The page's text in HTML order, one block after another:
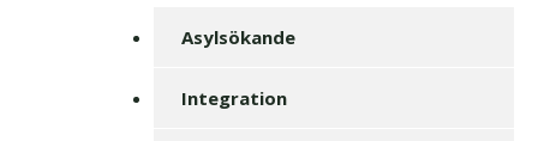
Asylsökande
Integration